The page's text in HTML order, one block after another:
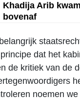
Khadija Arib
bovenaf
dat het
de kritiek van de
noemen